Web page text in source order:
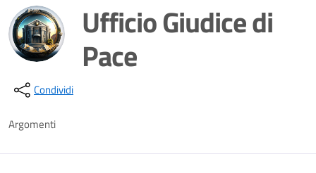
Ufficio Giudice di
Pace
Condividi
Argomenti